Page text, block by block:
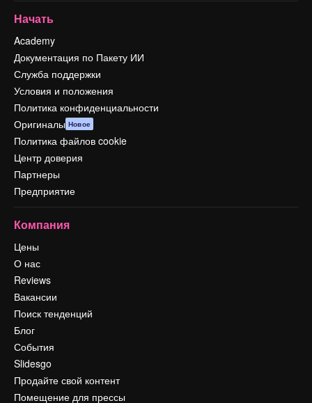
Начать
Academy
Документация по Пакету ИИ
Служба поддержки
Условия и положения
Политика конфиденциальности
Оригиналы Новое
Политика файлов cookie
Центр доверия
Партнеры
Предприятие
Компания
Цены
О нас
Reviews
Вакансии
Поиск тенденций
Блог
События
Slidesgo
Продайте свой контент
Помещение для прессы